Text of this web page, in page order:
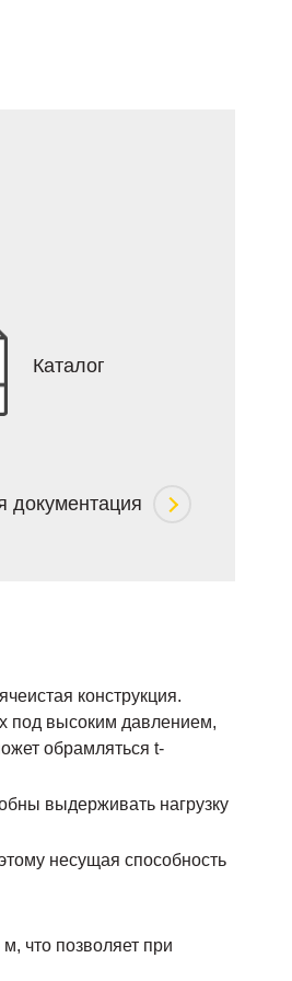
Каталог
документация
конструкция.
под высоким давлением,
обрамляться t-
выдерживать нагрузку
несущая способность
что позволяет при